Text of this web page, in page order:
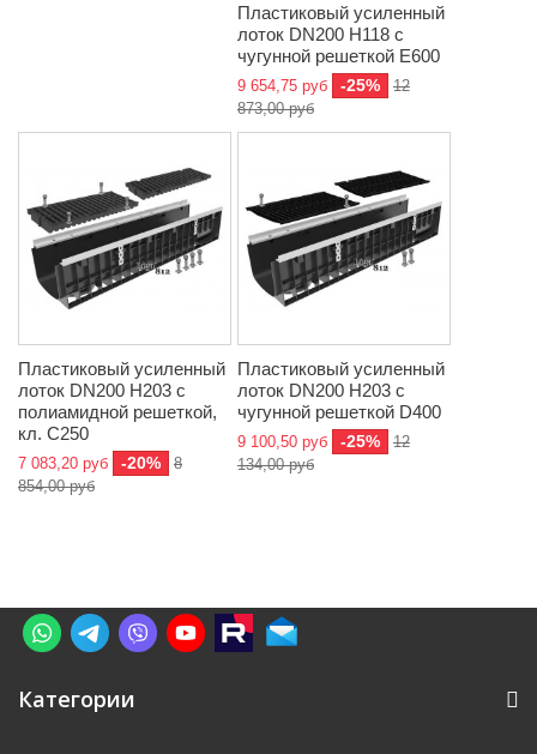
Пластиковый усиленный
лоток DN200 H118 с
чугунной решеткой E600
9 654,75 руб -25%
12
873,00 руб
Пластиковый усиленный
лоток DN200 H203 с
полиамидной решеткой,
кл. C250
7 083,20 руб -20%
8
854,00 руб
Пластиковый усиленный
лоток DN200 H203 с
чугунной решеткой D400
9 100,50 руб -25%
12
134,00 руб
Категории